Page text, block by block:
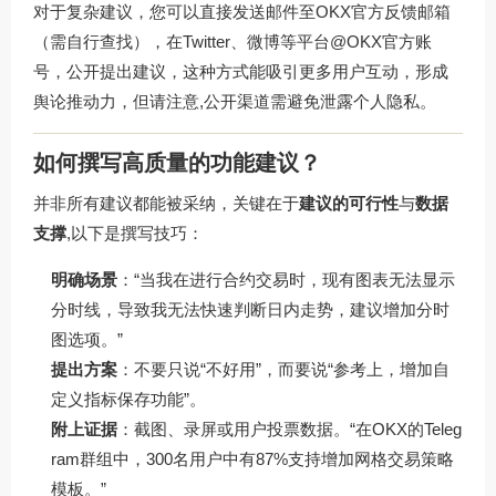
对于复杂建议，您可以直接发送邮件至OKX官方反馈邮箱
（需自行查找），在Twitter、微博等平台@OKX官方账
号，公开提出建议，这种方式能吸引更多用户互动，形成
舆论推动力，但请注意,公开渠道需避免泄露个人隐私。
如何撰写高质量的功能建议？
并非所有建议都能被采纳，关键在于建议的可行性与数据
支撑,以下是撰写技巧：
明确场景 ：“当我在进行合约交易时，现有图表无法显示
分时线，导致我无法快速判断日内走势，建议增加分时
图选项。”
提出方案 ：不要只说“不好用”，而要说“参考上，增加自
定义指标保存功能”。
附上证据 ：截图、录屏或用户投票数据。“在OKX的Teleg
ram群组中，300名用户中有87%支持增加网格交易策略
模板。”